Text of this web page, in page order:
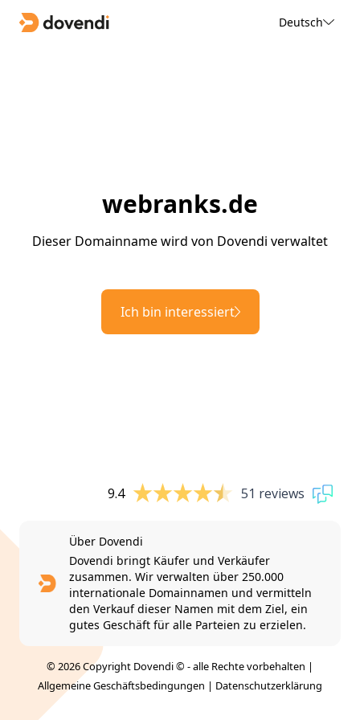
Deutsch
webranks.de
Dieser Domainname wird von Dovendi verwaltet
Ich bin interessiert
9.4 51 reviews
Über Dovendi
Dovendi bringt Käufer und Verkäufer
zusammen. Wir verwalten über 250.000
internationale Domainnamen und vermitteln
den Verkauf dieser Namen mit dem Ziel, ein
gutes Geschäft für alle Parteien zu erzielen.
© 2026 Copyright Dovendi © - alle Rechte vorbehalten |
Allgemeine Geschäftsbedingungen | Datenschutzerklärung